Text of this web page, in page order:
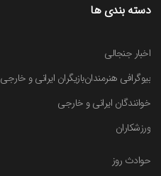
دسته بندی ها
اخبار جنجالی
بیوگرافی هنرمندانبازیگران ایرانی و خارجی
خوانندگان ایرانی و خارجی
ورزشکاران
حوادث روز